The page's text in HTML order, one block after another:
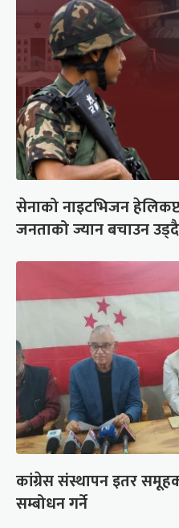
सेनाको नाइटभिजन
जनताको ज्यान बचाउन
कांग्रेस संस्थापन इतर
सम्बोधन गर्ने